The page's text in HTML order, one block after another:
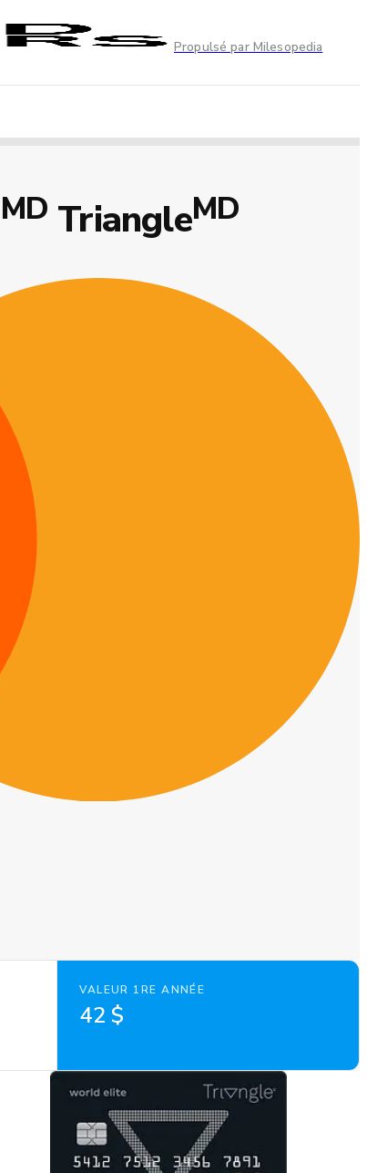
Propulsé par Milesopedia
MD TriangleMD
VALEUR 1RE ANNÉE
42 $